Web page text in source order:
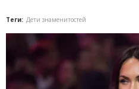
Теги: Дети знаменитостей